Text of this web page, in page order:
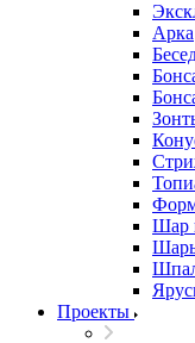
Арка
Шар
Проекты